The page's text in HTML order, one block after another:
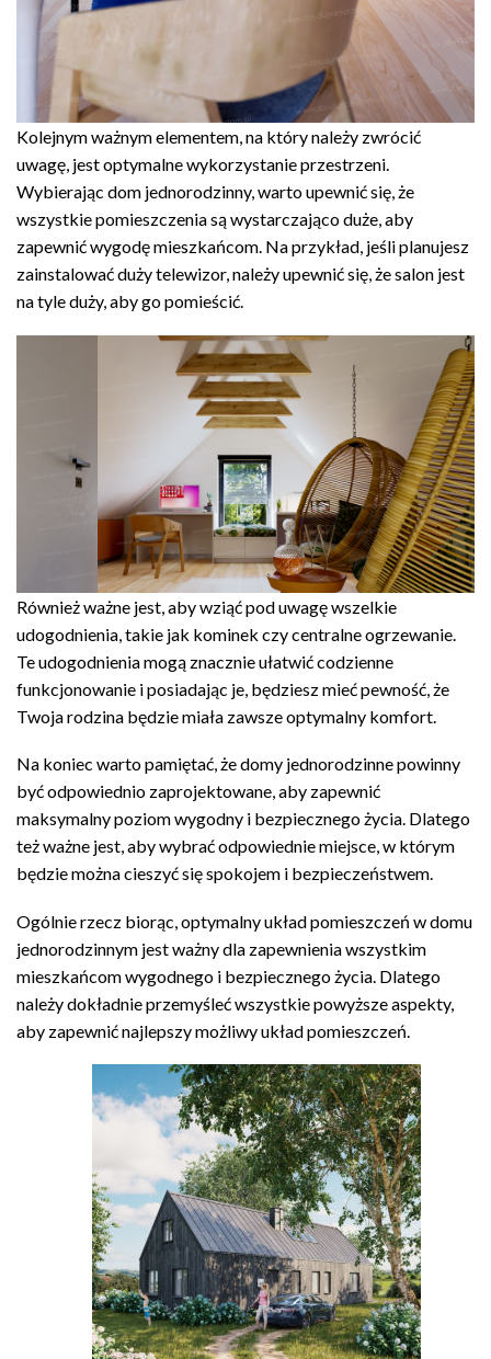
Kolejnym ważnym elementem, na który należy zwrócić
uwagę, jest optymalne wykorzystanie przestrzeni.
Wybierając dom jednorodzinny, warto upewnić się, że
wszystkie pomieszczenia są wystarczająco duże, aby
zapewnić wygodę mieszkańcom. Na przykład, jeśli planujesz
zainstalować duży telewizor, należy upewnić się, że salon jest
na tyle duży, aby go pomieścić.
Również ważne jest, aby wziąć pod uwagę wszelkie
udogodnienia, takie jak kominek czy centralne ogrzewanie.
Te udogodnienia mogą znacznie ułatwić codzienne
funkcjonowanie i posiadając je, będziesz mieć pewność, że
Twoja rodzina będzie miała zawsze optymalny komfort.
Na koniec warto pamiętać, że domy jednorodzinne powinny
być odpowiednio zaprojektowane, aby zapewnić
maksymalny poziom wygodny i bezpiecznego życia. Dlatego
też ważne jest, aby wybrać odpowiednie miejsce, w którym
będzie można cieszyć się spokojem i bezpieczeństwem.
Ogólnie rzecz biorąc, optymalny układ pomieszczeń w domu
jednorodzinnym jest ważny dla zapewnienia wszystkim
mieszkańcom wygodnego i bezpiecznego życia. Dlatego
należy dokładnie przemyśleć wszystkie powyższe aspekty,
aby zapewnić najlepszy możliwy układ pomieszczeń.